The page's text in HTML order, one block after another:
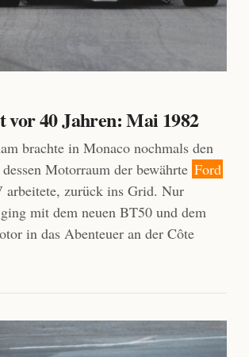
40 Jahren: Mai 1982
brachte in Monaco nochmals den
Motorraum der bewährte Ford
arbeitete, zurück ins Grid. Nur
mit dem neuen BT50 und dem
in das Abenteuer an der Côte